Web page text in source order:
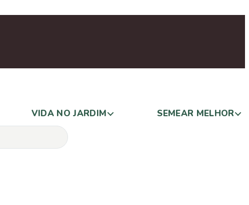
VIDA NO JARDIM SEMEAR MELHOR